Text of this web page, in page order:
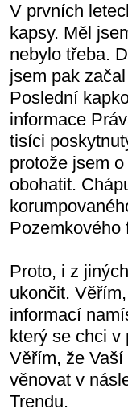
V prvních
kapsy. Měl
nebylo třeba.
jsem pak
Poslední
informace
tisíci
protože jsem
obohatit.
Pozemkového
Proto, i z
ukončit.
informací
který se chci
Věřím, že
věnovat v
Trendu.